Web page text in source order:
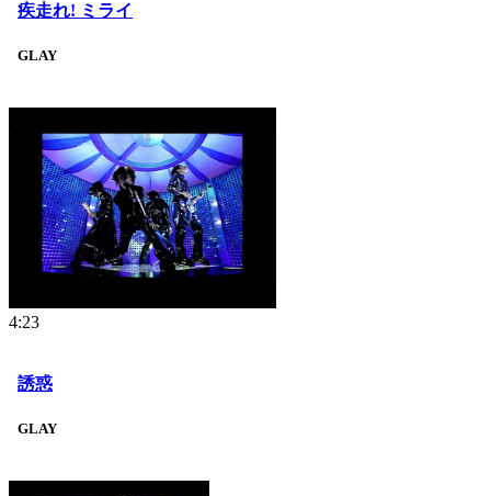
疾走れ! ミライ
GLAY
4:23
誘惑
GLAY